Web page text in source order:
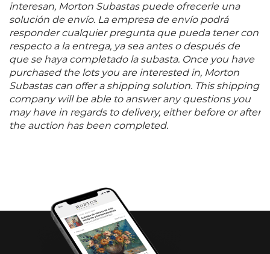
interesan, Morton Subastas puede ofrecerle una
solución de envío. La empresa de envío podrá
responder cualquier pregunta que pueda tener con
respecto a la entrega, ya sea antes o después de
que se haya completado la subasta. Once you have
purchased the lots you are interested in, Morton
Subastas can offer a shipping solution. This shipping
company will be able to answer any questions you
may have in regards to delivery, either before or after
the auction has been completed.